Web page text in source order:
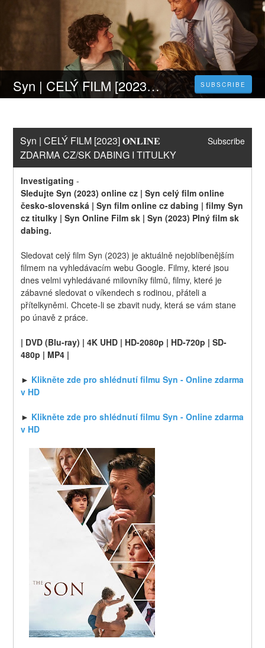
Syn | CELÝ FILM [2023] 𝐎𝐍𝐋𝐈𝐍𝐄 ZDARMA CZ/SK DABING I TITULKY SUBSCRIBE
Syn | CELÝ FILM [2023] 𝐎𝐍𝐋𝐈𝐍𝐄
ZDARMA CZ/SK DABING I TITULKY
Subscribe
Investigating -
Sledujte Syn (2023) online cz | Syn celý film online
česko-slovenská | Syn film online cz dabing | filmy Syn
cz titulky | Syn Online Film sk | Syn (2023) Plný film sk
dabing.
Sledovat celý film Syn (2023) je aktuálně nejoblíbenějším
filmem na vyhledávacím webu Google. Filmy, které jsou
dnes velmi vyhledávané milovníky filmů, filmy, které je
zábavné sledovat o víkendech s rodinou, přáteli a
přítelkyněmi. Chcete-li se zbavit nudy, která se vám stane
po únavě z práce.
| DVD (Blu-ray) | 4K UHD | HD-2080p | HD-720p | SD-
480p | MP4 |
► Klikněte zde pro shlédnutí filmu Syn - Online zdarma
v HD
► Klikněte zde pro shlédnutí filmu Syn - Online zdarma
v HD